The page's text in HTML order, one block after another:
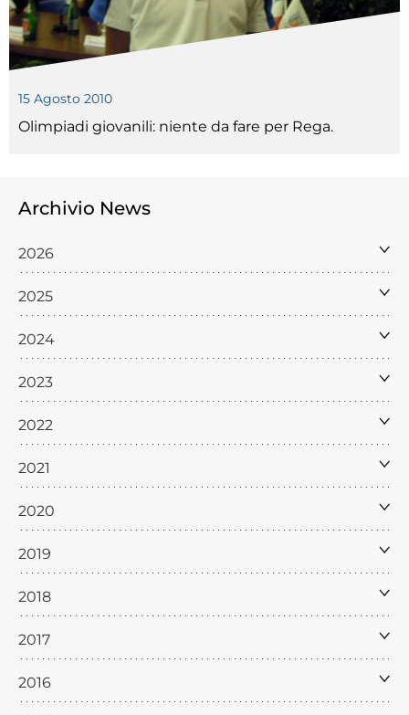
Links
Mappa del sito
Photogallery
Videogallery
Cerca
Feed
Dove siamo
15 Agosto 2010
Olimpiadi giovanili: niente da fare per Rega.
Archivio News
2026
2025
2024
2023
2022
2021
2020
2019
2018
2017
2016